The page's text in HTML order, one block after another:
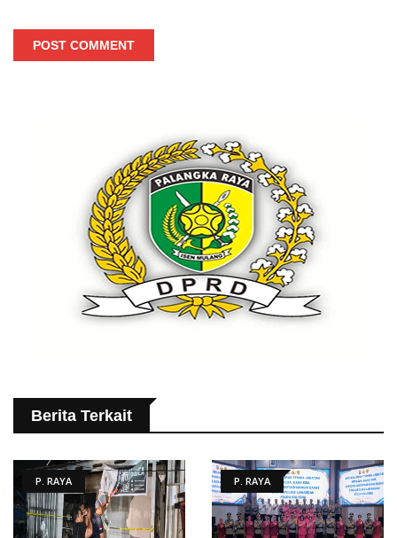
POST COMMENT
Berita Terkait
P. RAYA P. RAYA